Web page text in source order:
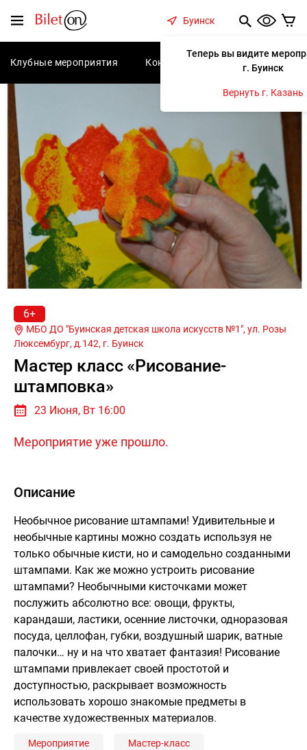
Меню
Буинск
Теперь вы видите
г. Буинск
Вернуть г. Казань
Клубные мероприятия Концерты Спектакли
6+
Люксембург, д.142, г. Буинск
Мастер класс «Рисование-
штамповка»
23 Июня, Вт 16:00
Мероприятие уже прошло.
Описание
Необычное рисование штампами! Удивительные и
необычные картины можно создать используя не
только обычные кисти, но и самодельно созданными
штампами. Как же можно устроить рисование
штампами? Необычными кисточками может
послужить абсолютно все: овощи, фрукты,
карандаши, ластики, осенние листочки, одноразовая
посуда, целлофан, губки, воздушный шарик, ватные
палочки… ну и на что хватает фантазия! Рисование
штампами привлекает своей простотой и
доступностью, раскрывает возможность
использовать хорошо знакомые предметы в
качестве художественных материалов.
Мероприятие Мастер-класс